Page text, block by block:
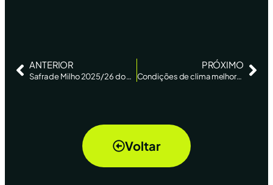
ANTERIOR
Safra de Milho 2025/26 do Brasil é prevista em 135,3 Milhões de Toneladas
PRÓXIMO
Condições de clima melhoraram para o desenvolvimento da soja no Brasil
Voltar